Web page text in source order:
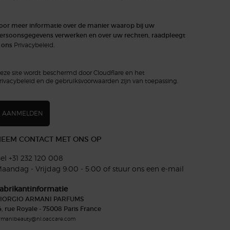
meer informatie over de manier waarop bij uw
verwerken en over uw rechten, raadpleegt
ons Privacybeleid.
site wordt beschermd door Cloudflare en het
en de gebruiksvoorwaarden zijn van toepassing.
AANMELDEN
CONTACT MET ONS OP
+31 232 120 008​
- Vrijdag 9:00 - 5:00 of stuur ons een e-mail
ARMANI PARFUMS
rue Royale - 75008 Paris France